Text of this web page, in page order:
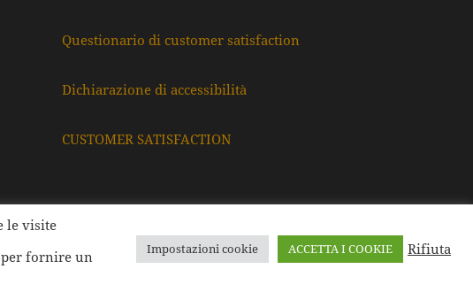
Questionario di customer satisfaction
Dichiarazione di accessibilità
CUSTOMER SATISFACTION
| Cod.F. e P.Iva: 80009220395
le visite
per fornire un
Impostazioni cookie ACCETTA I COOKIE Rifiuta